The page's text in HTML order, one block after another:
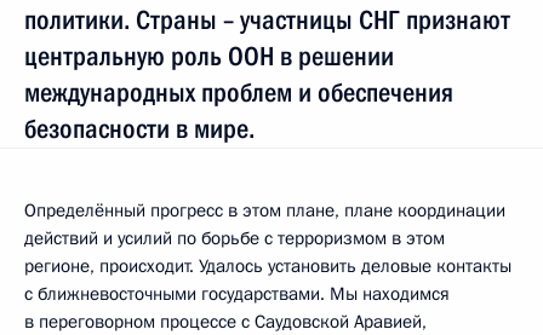
политики. Страны – участницы СНГ признают
центральную роль ООН в решении
международных проблем и обеспечения
безопасности в мире.
Определённый прогресс в этом плане, плане координации
действий и усилий по борьбе с терроризмом в этом
регионе, происходит. Удалось установить деловые контакты
с ближневосточными государствами. Мы находимся
в переговорном процессе с Саудовской Аравией,